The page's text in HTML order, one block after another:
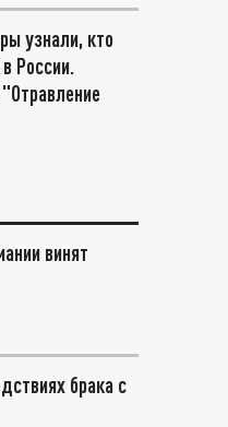
узнали, кто
России.
винят
брака с